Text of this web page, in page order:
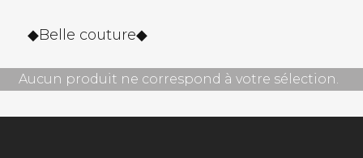
◆Belle couture◆
Aucun produit ne correspond à votre sélection.